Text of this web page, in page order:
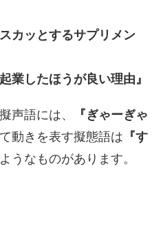
カッとするサプリメン
業したほうが良い理由』
声語には、
『ぎゃーぎゃ
動きを表す擬態語は 『す
うなものがあります。